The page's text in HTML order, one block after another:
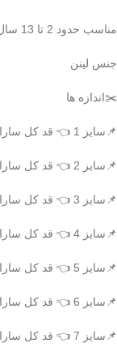
مناسب حدود 2 تا 13 سال
جنس لینن
✂️اندازه ها
📌سایز 1 👈 قد کل سارافون از سرشانه 60 عرض از زیربغل تا زیربغل 31
📌سایز 2 👈 قد کل سارافون از سرشانه 66 عرض از زیربغل تا زیربغل 32
📌سایز 3 👈 قد کل سارافون از سرشانه 71 عرض از زیربغل تا زیربغل 34
📌سایز 4 👈 قد کل سارافون از سرشانه 75 عرض از زیربغل تا زیربغل 36
📌سایز 5 👈 قد کل سارافون از سرشانه 79 عرض از زیربغل تا زیربغل 38
📌سایز 6 👈 قد کل سارافون از سرشانه 85 عرض از زیربغل تا زیربغل 42
📌سایز 7 👈 قد کل سارافون از سرشانه 90 عرض از زیربغل تا زیربغل 44